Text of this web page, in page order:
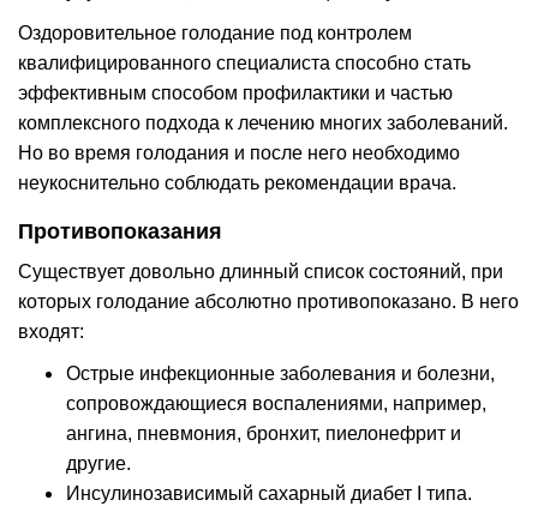
Оздоровительное голодание под контролем
квалифицированного специалиста способно стать
эффективным способом профилактики и частью
комплексного подхода к лечению многих заболеваний.
Но во время голодания и после него необходимо
неукоснительно соблюдать рекомендации врача.
Противопоказания
Существует довольно длинный список состояний, при
которых голодание абсолютно противопоказано. В него
входят:
Острые инфекционные заболевания и болезни,
сопровождающиеся воспалениями, например,
ангина, пневмония, бронхит, пиелонефрит и
другие.
Инсулинозависимый сахарный диабет I типа.